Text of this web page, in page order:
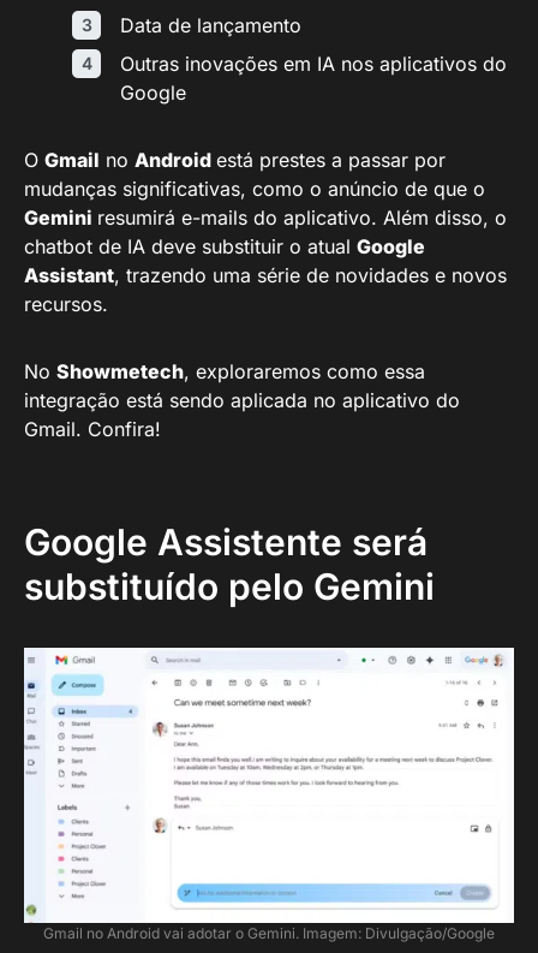
Data de lançamento
Outras inovações em IA nos aplicativos do
Google
O Gmail no Android está prestes a passar por
mudanças significativas, como o anúncio de que o
Gemini resumirá e-mails do aplicativo. Além disso, o
chatbot de IA deve substituir o atual Google
Assistant, trazendo uma série de novidades e novos
recursos.
No Showmetech, exploraremos como essa
integração está sendo aplicada no aplicativo do
Gmail. Confira!
Google Assistente será
substituído pelo Gemini
Gmail no Android vai adotar o Gemini. Imagem: Divulgação/Google